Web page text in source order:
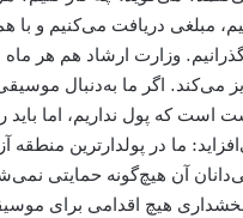
مبلغی دریافت می‌کنیم و با
می‌کند. اگر ما به‌دنبال
است که پول نداریم، اما باید
ما در پولدارترین منطقه
آن هیچ‌گونه حمایتی
هیچ اقدامی برای